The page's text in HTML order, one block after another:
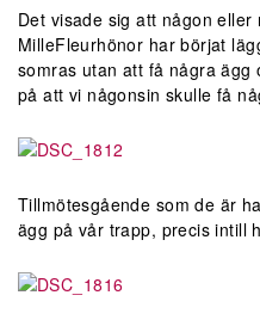
Det visade sig att någon
MilleFleurhönor har börjat
somras utan att få några ägg
på att vi någonsin skulle få
Tillmötesgående som de är
ägg på vår trapp, precis intill